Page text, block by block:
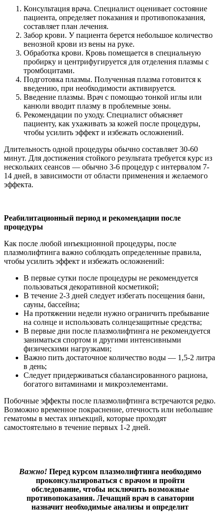
Консультация врача. Специалист оценивает состояние
пациента, определяет показания и противопоказания,
составляет план лечения.
Забор крови. У пациента берется небольшое количество
венозной крови из вены на руке.
Обработка крови. Кровь помещается в специальную
пробирку и центрифугируется для отделения плазмы с
тромбоцитами.
Подготовка плазмы. Полученная плазма готовится к
введению, при необходимости активируется.
Введение плазмы. Врач с помощью тонкой иглы или
канюли вводит плазму в проблемные зоны.
Рекомендации по уходу. Специалист объясняет
пациенту, как ухаживать за кожей после процедуры,
чтобы усилить эффект и избежать осложнений.
Длительность одной процедуры обычно составляет 30-60
минут. Для достижения стойкого результата требуется курс из
нескольких сеансов — обычно 3-6 процедур с интервалом 7-
14 дней, в зависимости от области применения и желаемого
эффекта.
Реабилитационный период и рекомендации после
процедуры
Как после любой инъекционной процедуры, после
плазмолифтинга важно соблюдать определенные правила,
чтобы усилить эффект и избежать осложнений:
В первые сутки после процедуры не рекомендуется
пользоваться декоративной косметикой;
В течение 2-3 дней следует избегать посещения бани,
сауны, бассейна;
На протяжении недели нужно ограничить пребывание
на солнце и использовать солнцезащитные средства;
В первые дни после плазмолифтинга не рекомендуется
заниматься спортом и другими интенсивными
физическими нагрузками;
Важно пить достаточное количество воды — 1,5-2 литра
в день;
Следует придерживаться сбалансированного рациона,
богатого витаминами и микроэлементами.
Побочные эффекты после плазмолифтинга встречаются редко.
Возможно временное покраснение, отечность или небольшие
гематомы в местах инъекций, которые проходят
самостоятельно в течение первых 1-2 дней.
Важно! Перед курсом плазмолифтинга необходимо
проконсультироваться с врачом и пройти
обследование, чтобы исключить возможные
противопоказания. Лечащий врач в санатории
назначит необходимые анализы и определит